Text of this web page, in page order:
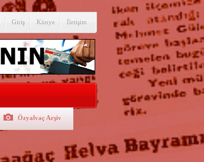
Giriş Künye İletişim
Özyalvaç Arşiv